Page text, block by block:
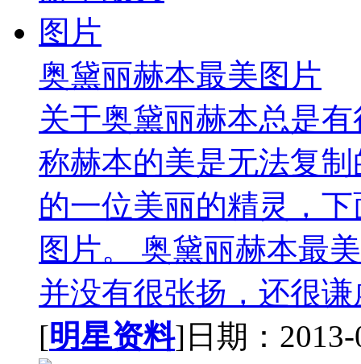
奥黛丽赫本最美图片
关于奥黛丽赫本总是
称赫本的美是无法复
的一位美丽的精灵，
图片。 奥黛丽赫本最
并没有很张扬，还很谦
[明星资料]日期：2013-